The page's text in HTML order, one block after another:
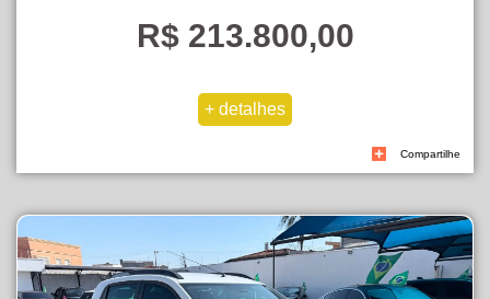
R$ 213.800,00
Compartilhe